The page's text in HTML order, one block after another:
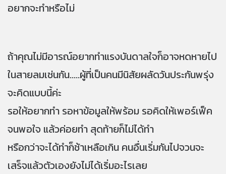
อยากจะทำหรือไม่
ถ้าคุณไม่มีอารณ์อยากทำแรงบันดาลใจก็อาจหดหายไป
ในสายลมเช่นกัน.....ผู้ที่เป็นคนมีนิสัยผลัดวันประกันพรุ่ง
จะคิดแบบนี้ค่ะ
รอให้อยากทำ รอหาข้อมูลให้พร้อม รอคิดให้เพอร์เฟ็ค
จนพอใจ แล้วค่อยทำ สุดท้ายก็ไม่ได้ทำ
หรือกว่าจะได้ทำก็ช้าเหลือเกิน คนอื่นเริ่มกันไปจวนจะ
เสร็จแล้วตัวเองยังไม่ได้เริ่มอะไรเลย